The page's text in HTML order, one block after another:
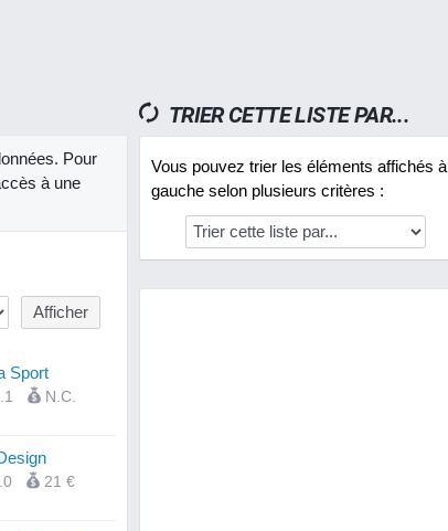
Pour
à une
Sport
N.C.
21 €
TRIER CETTE LISTE PAR...
Vous pouvez trier les éléments affichés à
gauche selon plusieurs critères :